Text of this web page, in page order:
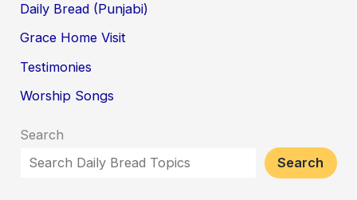
Daily Bread (Punjabi)
Grace Home Visit
Testimonies
Worship Songs
Search
Search